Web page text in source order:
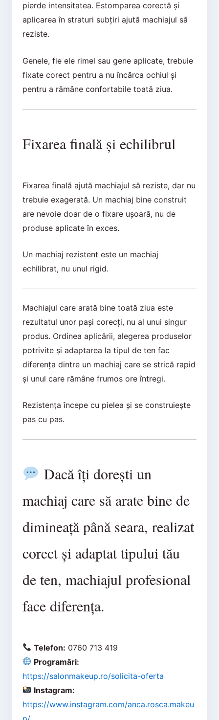
pierde intensitatea. Estomparea corectă și
aplicarea în straturi subțiri ajută machiajul să
reziste.
Genele, fie ele rimel sau gene aplicate, trebuie
fixate corect pentru a nu încărca ochiul și
pentru a rămâne confortabile toată ziua.
Fixarea finală și echilibrul
Fixarea finală ajută machiajul să reziste, dar nu
trebuie exagerată. Un machiaj bine construit
are nevoie doar de o fixare ușoară, nu de
produse aplicate în exces.
Un machiaj rezistent este un machiaj
echilibrat, nu unul rigid.
Machiajul care arată bine toată ziua este
rezultatul unor pași corecți, nu al unui singur
produs. Ordinea aplicării, alegerea produselor
potrivite și adaptarea la tipul de ten fac
diferența dintre un machiaj care se strică rapid
și unul care rămâne frumos ore întregi.
Rezistența începe cu pielea și se construiește
pas cu pas.
Dacă îți dorești un
machiaj care să arate bine de
dimineață până seara, realizat
corect și adaptat tipului tău
de ten, machiajul profesional
face diferența.
Telefon: 0760 713 419
Programări:
https://salonmakeup.ro/solicita-oferta
Instagram:
https://www.instagram.com/anca.rosca.makeu